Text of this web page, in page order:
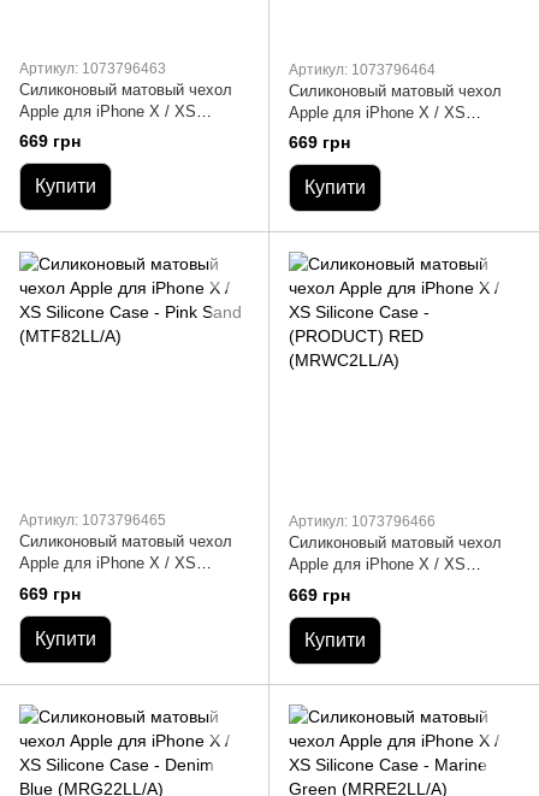
Артикул: 1073796463
Силиконовый матовый чехол
Apple для iPhone X / XS
Silicone Case - Nectarine
(MTFA2LL/A)
669 грн
Купити
Артикул: 1073796464
Силиконовый матовый чехол
Apple для iPhone X / XS
Silicone Case - Pacific Green
(MUJU2LL/A)
669 грн
Купити
Артикул: 1073796465
Силиконовый матовый чехол
Apple для iPhone X / XS
Silicone Case - Pink Sand
(MTF82LL/A)
669 грн
Купити
Артикул: 1073796466
Силиконовый матовый чехол
Apple для iPhone X / XS
Silicone Case - (PRODUCT)
RED (MRWC2LL/A)
669 грн
Купити